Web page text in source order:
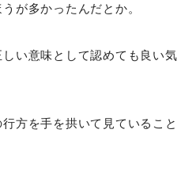
が多かったんだとか。
い意味として認めても良い気
方を手を拱いて見ていること